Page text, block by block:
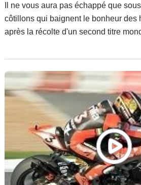
Il ne vous aura pas échappé que
côtillons qui baignent le bonheur des
après la récolte d'un second titre
signé pour 2013.